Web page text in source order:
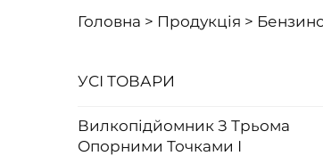
Головна > Продукція >
УСІ ТОВАРИ
Вилкопідйомник З Трьома
Опорними Точками І